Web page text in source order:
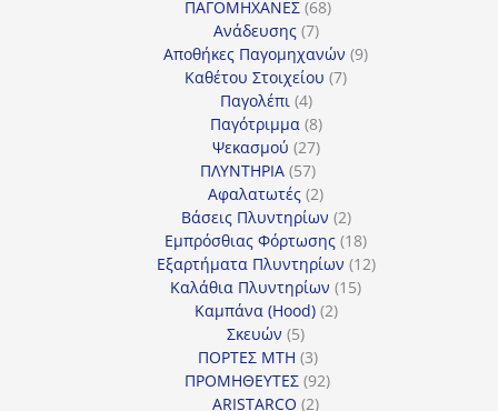
προϊόντα
ΠΑΓΟΜΗΧΑΝΕΣ 6868
Ανάδευσης 77
προϊόντα
Αποθήκες Παγομηχανών 99
Καθέτου Στοιχείου 77
Παγολέπι 44
προϊόντα
Παγότριμμα 88
προϊόντα
Ψεκασμού 2727
προϊόντα
ΠΛΥΝΤΗΡΙΑ 5757
προϊόντα
Αφαλατωτές 22
προϊόντα
Βάσεις Πλυντηρίων 22
προϊόντα
Εμπρόσθιας Φόρτωσης 1818
προϊόντα
Εξαρτήματα Πλυντηρίων 1212
Καλάθια Πλυντηρίων 1515
Καμπάνα (Hood) 22
Σκευών 55
προϊόντα
ΠΟΡΤΕΣ MTH 33
προϊόντα
ΠΡΟΜΗΘΕΥΤΕΣ 9292
ARISTARCO 22